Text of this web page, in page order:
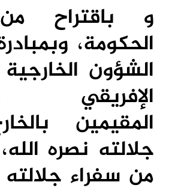
و باقتراح
الحكومة،
الشؤون
الإفريقي
المقيمين
جلالته نصره
من سفراء